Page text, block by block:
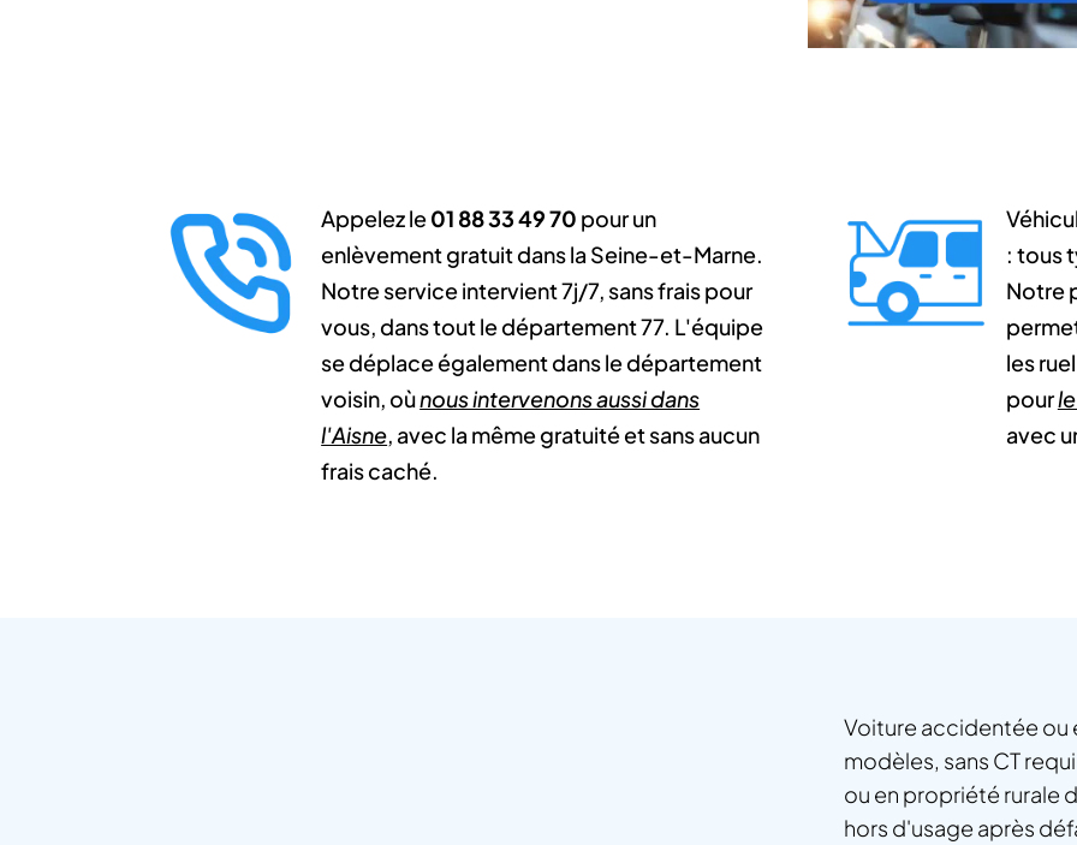
Appelez le01 88 33 49 70 pour un
enlèvement gratuit dans la Seine-et-Marne.
Notre service intervient 7j/7, sans frais pour
vous, dans tout le département 77. L'équipe
se déplace également dans le département
voisin, oùnous intervenons aussi dans
l'Aisne, avec la même gratuité et sans aucun
frais caché.
: tous
Notre
les
pour
avec
Voiture accidentée ou
modèles, sans CT
ou en propriété rurale
hors d'usage après